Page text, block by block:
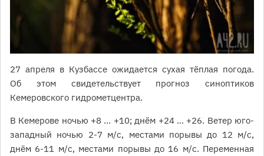
27 апреля в Кузбассе ожидается сухая тёплая погода.
Об этом свидетельствует прогноз синоптиков
Кемеровского гидрометцентра.
В Кемерове ночью +8 … +10; днём +24 … +26. Ветер юго-
западный ночью 2-7 м/с, местами порывы до 12 м/с,
днём 6-11 м/с, местами порывы до 16 м/с. Переменная